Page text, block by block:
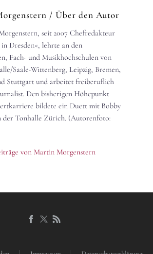
/ Über den Autor
seit 2007 Chefredakteur
Dresden«, lehrte an den
Fach- und Musikhochschulen von
Saale-Wittenberg, Leipzig, Bremen,
Stuttgart und arbeitet freiberuflich
Den bisherigen Höhepunkt
bildete ein Duett mit Bobby
der Tonhalle Zürich. (Autorenfoto:
von Martin Morgenstern